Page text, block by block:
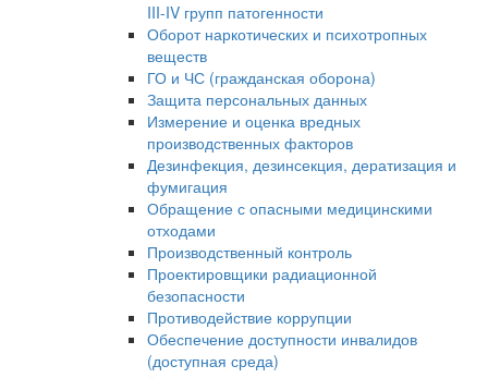
III-IV групп патогенности
Оборот наркотических и психотропных
веществ
ГО и ЧС (гражданская оборона)
Защита персональных данных
Измерение и оценка вредных
производственных факторов
Дезинфекция, дезинсекция, дератизация и
фумигация
Обращение с опасными медицинскими
отходами
Производственный контроль
Проектировщики радиационной
безопасности
Противодействие коррупции
Обеспечение доступности инвалидов
(доступная среда)